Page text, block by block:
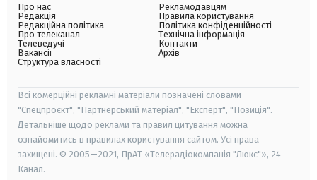
Про нас
Редакція
Редакційна політика
Про телеканал
Телеведучі
Вакансії
Структура власності
Рекламодавцям
Правила користування
Політика конфіденційності
Технічна інформація
Контакти
Архів
Всі комерційні рекламні матеріали позначені словами
"Спецпроєкт", "Партнерський матеріал", "Експерт", "Позиція".
Детальніше щодо реклами та правил цитування можна
ознайомитись в правилах користування сайтом. Усі права
захищені. © 2005—2021, ПрАТ «Телерадіокомпанія "Люкс"», 24
Канал.